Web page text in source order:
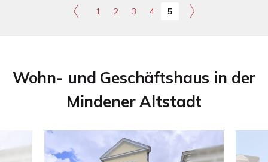
1 2 3 4 5
Wohn- und Geschäftshaus in der
Mindener Altstadt